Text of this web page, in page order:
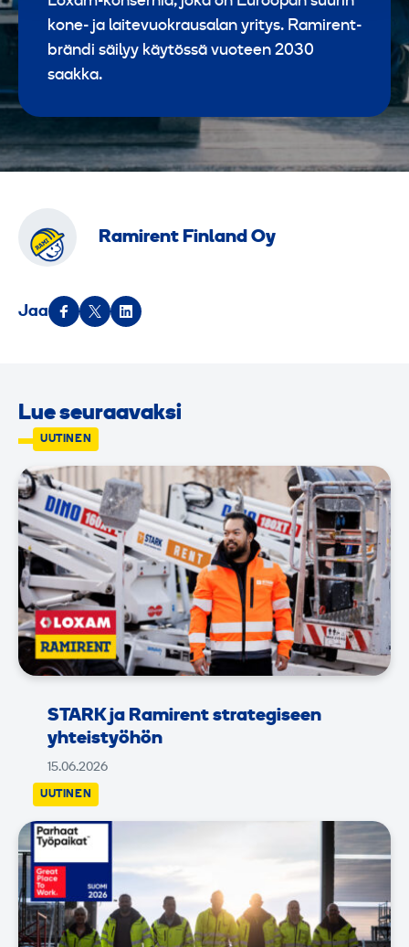
kone- ja laitevuokrausalan yritys. Ramirent-
brändi säilyy käytössä vuoteen 2030
saakka.
Ramirent Finland Oy
Jaa
Lue seuraavaksi
STARK ja Ramirent strategiseen
yhteistyöhön
15.06.2026
UUTINEN
UUTINEN